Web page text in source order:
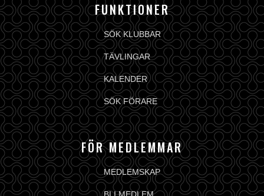
FUNKTIONER
SÖK KLUBBAR
TÄVLINGAR
KALENDER
SÖK FÖRARE
FÖR MEDLEMMAR
MEDLEMSKAP